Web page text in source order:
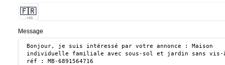
🇫🇷
+33
Message